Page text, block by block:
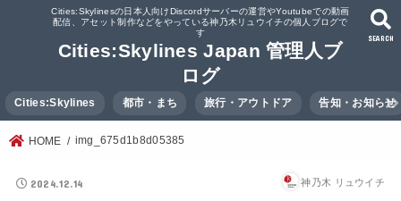
Cities:Skylinesの日本人向けDiscordサーバーの運営やYoutubeでの動画
配信、アセット制作などをやっている神乃木リュウイチの個人ブログで
す
Cities:Skylines Japan 管理人ブ
ログ
SEARCH
Cities:Skylines 都市・まち 旅行・アウトドア 告知・お知らせ
HOME img_675d1b8d05385
2024.12.14 神乃木 リュウイチ